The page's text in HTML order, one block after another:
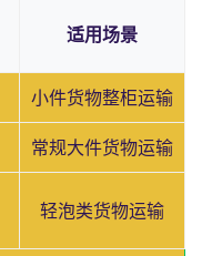
适用场景
小件货物整柜运输
常规大件货物运输
轻泡类货物运输